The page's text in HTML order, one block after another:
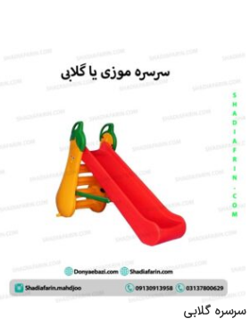
سرسره گلابی